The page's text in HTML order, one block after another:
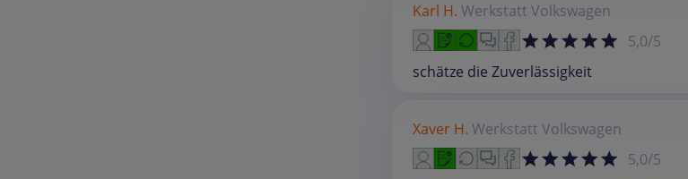
Karl H. Werkstatt Volkswagen
5,0/5
schätze die Zuverlässigkeit
Xaver H. Werkstatt Volkswagen
5,0/5